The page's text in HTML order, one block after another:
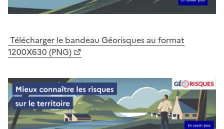
Télécharger le bandeau Géorisques au format
1200X630 (PNG)